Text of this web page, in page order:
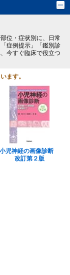
位・症状別に、日常
症例提示」「鑑別診
今すぐ臨床で役立つ
ます。
小児神経の画像診断
改訂第２版